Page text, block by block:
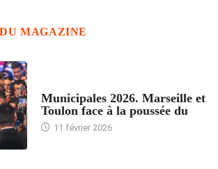
MAGAZINE
Municipales 2026. Marseille et
Toulon face à la poussée du
11 février 2026